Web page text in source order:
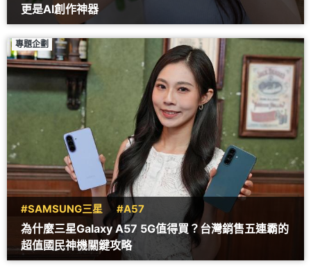
更是AI創作神器
專題企劃
#SAMSUNG三星 #A57
為什麼三星Galaxy A57 5G值得買？台灣銷售五連霸的
超值國民神機關鍵攻略